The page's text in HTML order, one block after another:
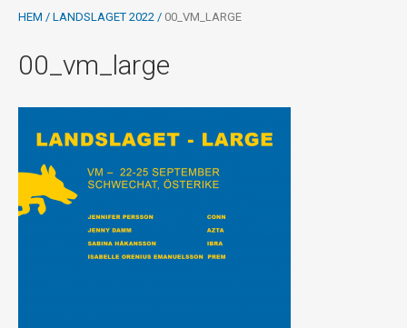
HEM / LANDSLAGET 2022 / 00_VM_LARGE
00_vm_large